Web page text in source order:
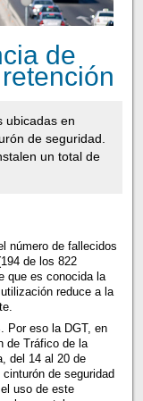
de
ubicadas en
de seguridad.
un total de
número de fallecidos
de los 822
que es conocida la
reduce a la
Por eso la DGT, en
de Tráfico de la
del 14 al 20 de
de seguridad
uso de este